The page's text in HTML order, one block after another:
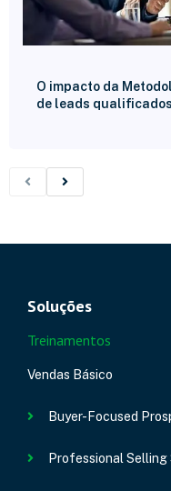
O impacto da
de leads qualificados
Soluções
Treinamentos
Vendas Básico
Buyer-Focused
Professional Selling